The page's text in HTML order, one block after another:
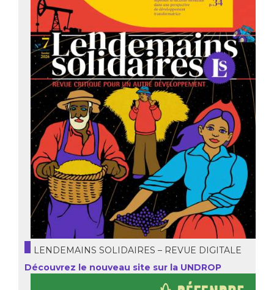
LENDEMAINS SOLIDAIRES – REVUE DIGITALE
Découvrez le nouveau site sur la UNDROP